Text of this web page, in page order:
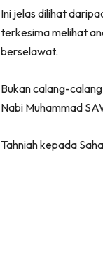
Ini jelas dilihat
terkesima melihat
berselawat.
Bukan calang-
Nabi Muhammad
Tahniah kepada